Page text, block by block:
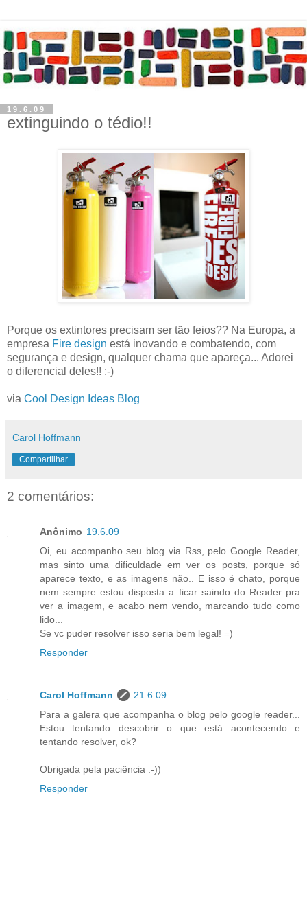
19.6.09
extinguindo o tédio!!
Porque os extintores precisam ser tão feios?? Na Europa, a
empresa Fire design está inovando e combatendo, com
segurança e design, qualquer chama que apareça... Adorei
o diferencial deles!! :-)
via Cool Design Ideas Blog
Carol Hoffmann
Compartilhar
2 comentários:
Anônimo 19.6.09
Oi, eu acompanho seu blog via Rss, pelo Google Reader,
mas sinto uma dificuldade em ver os posts, porque só
aparece texto, e as imagens não.. E isso é chato, porque
nem sempre estou disposta a ficar saindo do Reader pra
ver a imagem, e acabo nem vendo, marcando tudo como
lido...
Se vc puder resolver isso seria bem legal! =)
Responder
Carol Hoffmann
21.6.09
Para a galera que acompanha o blog pelo google reader...
Estou tentando descobrir o que está acontecendo e
tentando resolver, ok?
Obrigada pela paciência :-))
Responder